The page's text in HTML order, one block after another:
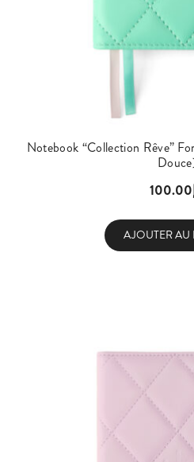
Notebook “Collection Rêve”
100.00
AJOUTER AU